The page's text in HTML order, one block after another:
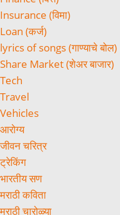
Insurance (विमा)
Loan (कर्ज)
lyrics of songs (गाण्याचे बोल)
Share Market (शेअर बाजार)
Tech
Travel
Vehicles
आरोग्य
जीवन चरित्र
ट्रेकिंग
भारतीय सण
मराठी कविता
मराठी चारोळ्या